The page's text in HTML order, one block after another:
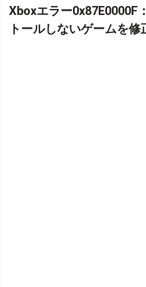
Xboxエラー0x87E0000F
トールしないゲームを修